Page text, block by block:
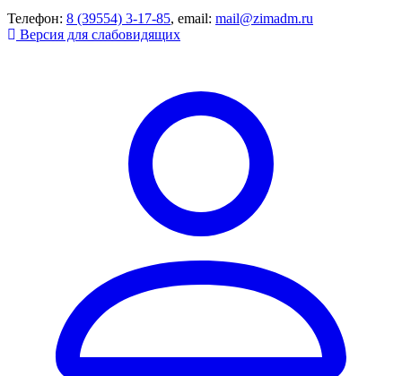
Телефон: 8 (39554) 3-17-85, email: mail@zimadm.ru
Версия для слабовидящих